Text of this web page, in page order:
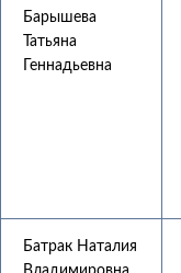
Барышева
Татьяна
Геннадьевна
Батрак Наталия